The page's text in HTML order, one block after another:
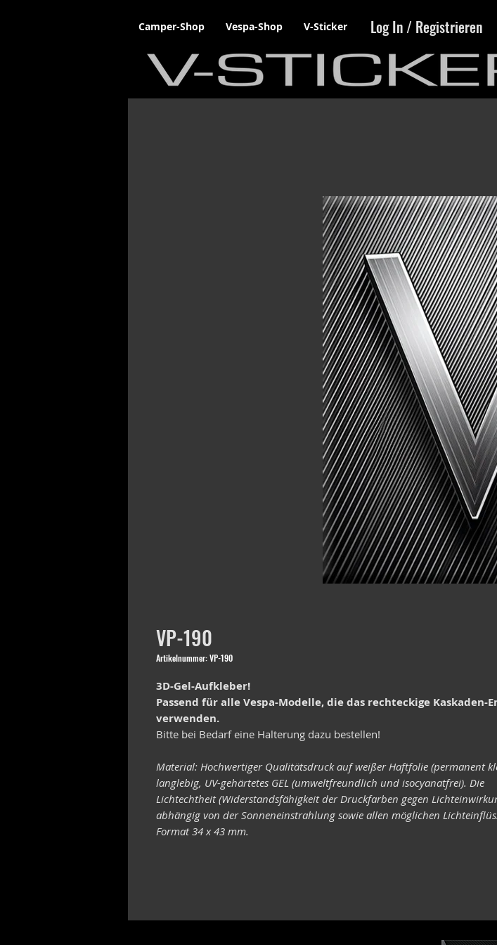
Camper-Shop Vespa-Shop V-Sticker Log In / Registrieren
VP-190
Artikelnummer: VP-190
3D-Gel-Aufkleber!
Passend für alle Vespa-Modelle, die das rechteckige Kaskaden-
verwenden.
Bitte bei Bedarf eine Halterung dazu bestellen!
Material: Hochwertiger Qualitätsdruck auf weißer Haftfolie (permanent
langlebig, UV-gehärtetes GEL (umweltfreundlich und isocyanatfrei). Die
Lichtechtheit (Widerstandsfähigkeit der Druckfarben gegen
abhängig von der Sonneneinstrahlung sowie allen möglichen
Format 34 x 43 mm.